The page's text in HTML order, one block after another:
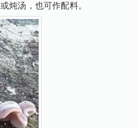
炖汤，也可作配料。